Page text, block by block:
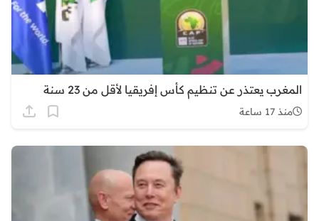
المغرب يعتذر عن تنظيم كأس إفريقيا لأقل من 23 سنة
منذ 17 ساعة